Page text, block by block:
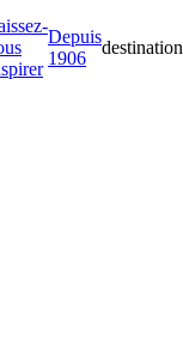
Depuis
1906